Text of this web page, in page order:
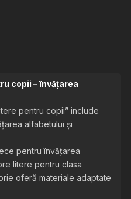
copii – învățarea
pentru copii” include
alfabetului și
pentru învățarea
litere pentru clasa
oferă materiale adaptate